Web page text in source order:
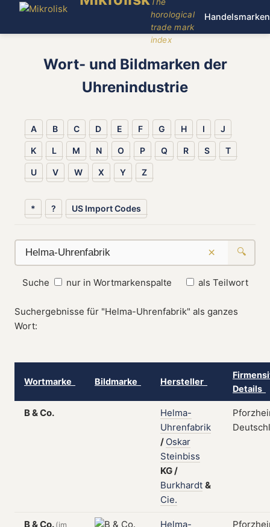
horological
trade mark
index
Handelsmarken
Wort- und Bildmarken der
Uhrenindustrie
A B C D E F G H I J
K L M N O P Q R S T
U V W X Y Z
* ? US Import Codes
× 🔍
Suche nur in Wortmarkenspalte als Teilwort
Suchergebnisse für "Helma-Uhrenfabrik" als ganzes
Wort:
Wortmarke Bildmarke Hersteller
Details
B & Co.
Helma-
Uhrenfabrik
/ Oskar
Steinbiss
KG/
Burkhardt &
Cie.
B & Co. (im
Helma-